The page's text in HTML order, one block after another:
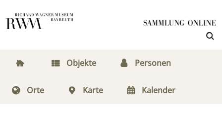
Objekte Personen
Orte Karte Kalender